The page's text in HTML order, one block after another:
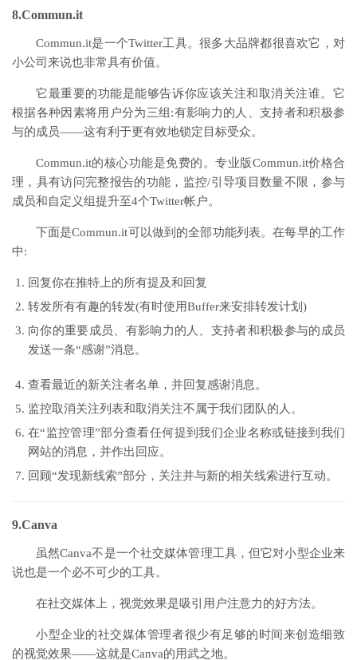
8.Commun.it
Commun.it是一个Twitter工具。很多大品牌都很喜欢它，对
小公司来说也非常具有价值。
它最重要的功能是能够告诉你应该关注和取消关注谁。它
根据各种因素将用户分为三组:有影响力的人、支持者和积极参
与的成员——这有利于更有效地锁定目标受众。
Commun.it的核心功能是免费的。专业版Commun.it价格合
理，具有访问完整报告的功能，监控/引导项目数量不限，参与
成员和自定义组提升至4个Twitter帐户。
下面是Commun.it可以做到的全部功能列表。在每早的工作
中:
回复你在推特上的所有提及和回复
转发所有有趣的转发(有时使用Buffer来安排转发计划)
向你的重要成员、有影响力的人、支持者和积极参与的成员
发送一条“感谢”消息。
查看最近的新关注者名单，并回复感谢消息。
监控取消关注列表和取消关注不属于我们团队的人。
在“监控管理”部分查看任何提到我们企业名称或链接到我们
网站的消息，并作出回应。
回顾“发现新线索”部分，关注并与新的相关线索进行互动。
9.Canva
虽然Canva不是一个社交媒体管理工具，但它对小型企业来
说也是一个必不可少的工具。
在社交媒体上，视觉效果是吸引用户注意力的好方法。
小型企业的社交媒体管理者很少有足够的时间来创造细致
的视觉效果——这就是Canva的用武之地。